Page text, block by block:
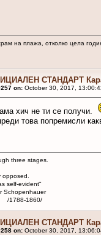
на плажа, отколко цела
СТАНДАРТ
on:October 30, 2017,
хич не ти се получи.
това попремисли
three stages.
opposed.
self-evident"
СТАНДАРТ
on:October 30, 2017,